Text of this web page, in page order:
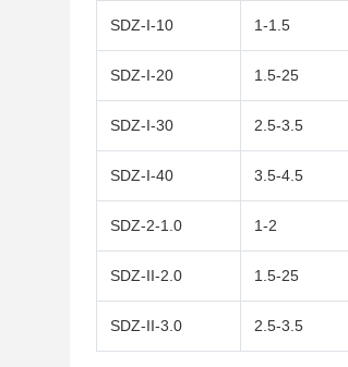
SDZ-I-10 1-1.5
SDZ-I-20 1.5-25
SDZ-I-30 2.5-3.5
SDZ-I-40 3.5-4.5
SDZ-2-1.0 1-2
SDZ-II-2.0 1.5-25
SDZ-II-3.0 2.5-3.5